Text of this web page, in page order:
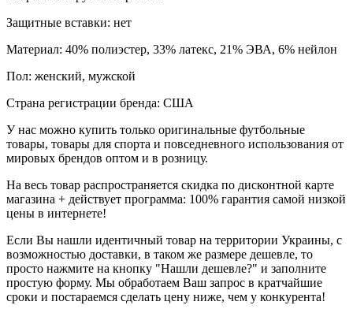
Защитные вставки: нет
Материал: 40% полиэстер, 33% латекс, 21% ЭВА, 6% нейлон
Пол: женский, мужской
Страна регистрации бренда: США
У нас можно купить только оригинальные футбольные
товары, товары для спорта и повседневного использования от
мировых брендов оптом и в розницу.
На весь товар распространяется скидка по дисконтной карте
магазина + действует программа: 100% гарантия самой низкой
цены в интернете!
Если Вы нашли идентичный товар на территории Украины, с
возможностью доставки, в таком же размере дешевле, то
просто нажмите на кнопку "Нашли дешевле?" и заполните
простую форму. Мы обработаем Ваш запрос в кратчайшие
сроки и постараемся сделать цену ниже, чем у конкурента!